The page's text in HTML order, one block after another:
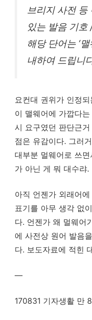
브리지 사전 등
있는 발음 기
해당 단어는 ‘
내하여 드립니
요컨대 권위가 인정
이 맬웨어에 가깝다
시 요구였던 판단근
점은 유감이다. 그러
대부분 멀웨어로 쓰
가 아닌 게 뭐 대수랴.
아직 언젠가 외래어
표기를 아무 생각 없
다. 언젠가 왜 멀웨어
에 사전상 원어 발음
다. 보도자료에 적힌
—
170831 기자생활 만